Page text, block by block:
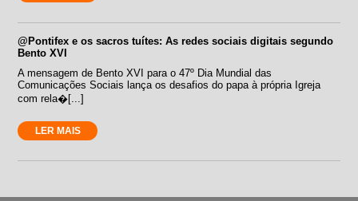
@Pontifex e os sacros tuítes: As redes sociais digitais segundo
Bento XVI
A mensagem de Bento XVI para o 47º Dia Mundial das
Comunicações Sociais lança os desafios do papa à própria Igreja
com rela�[...]
LER MAIS